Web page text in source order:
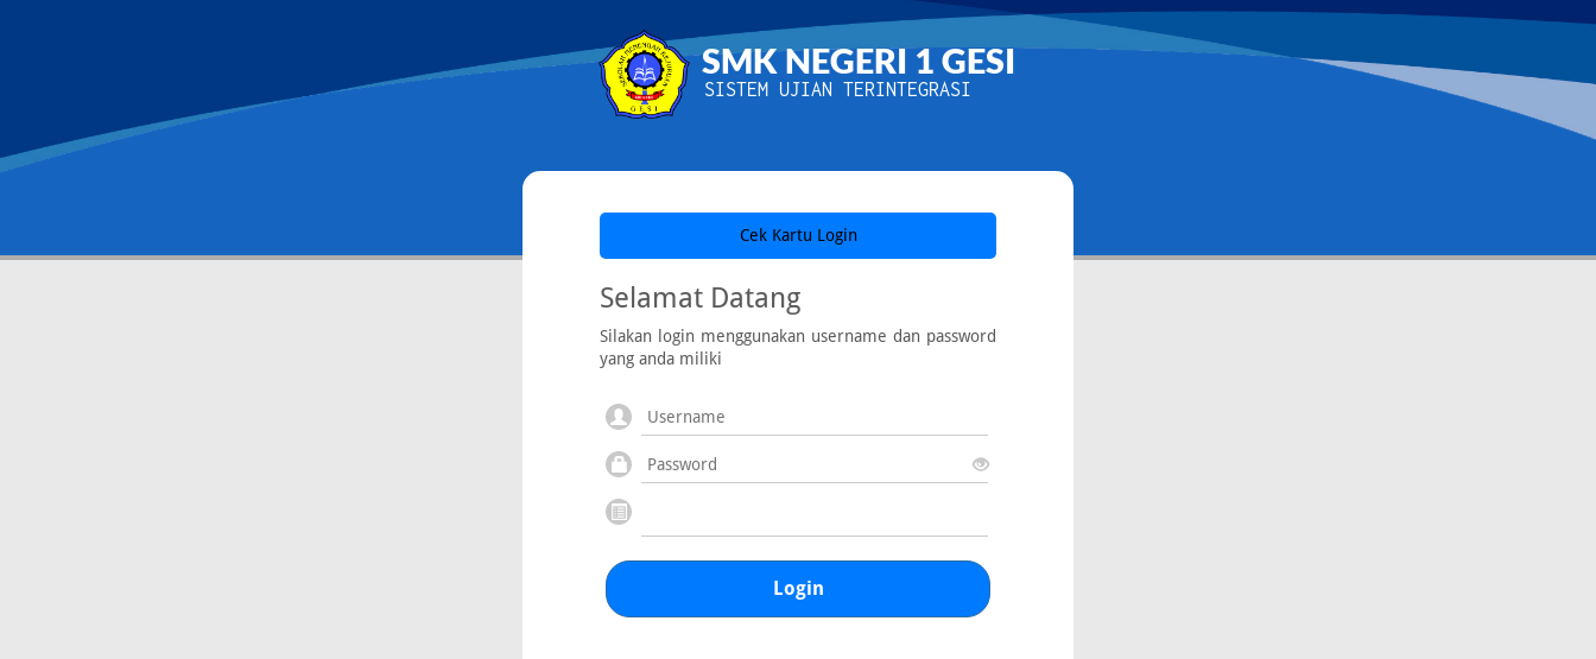
SMK NEGERI 1 GESI
SISTEM UJIAN TERINTEGRASI
Cek Kartu Login
Selamat Datang
Silakan login menggunakan username dan password
yang anda miliki
Login